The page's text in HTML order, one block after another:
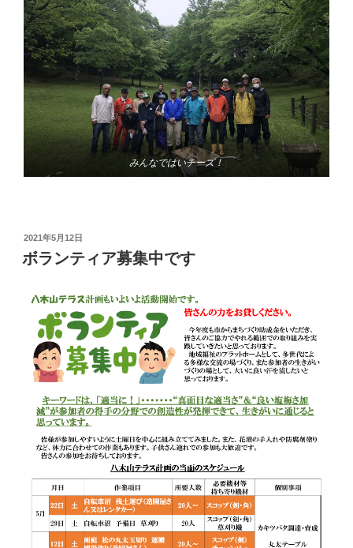
みんなではいチーズ！
投
稿
日:
2021年5月12日
ボランティア募集中です